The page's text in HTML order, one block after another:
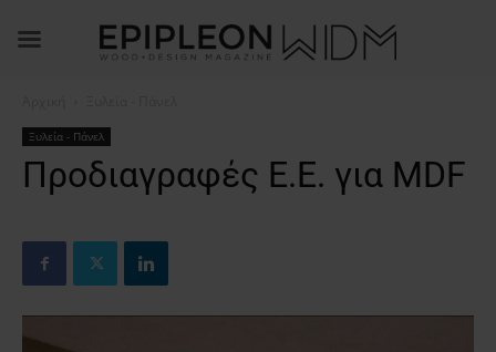
Ξυλεία - Πάνελ
Προδιαγραφές Ε.Ε. για MDF